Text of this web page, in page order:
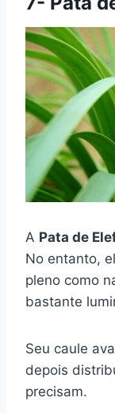
A Pata de
No entanto,
pleno como
bastante
Seu caule
depois
precisam.